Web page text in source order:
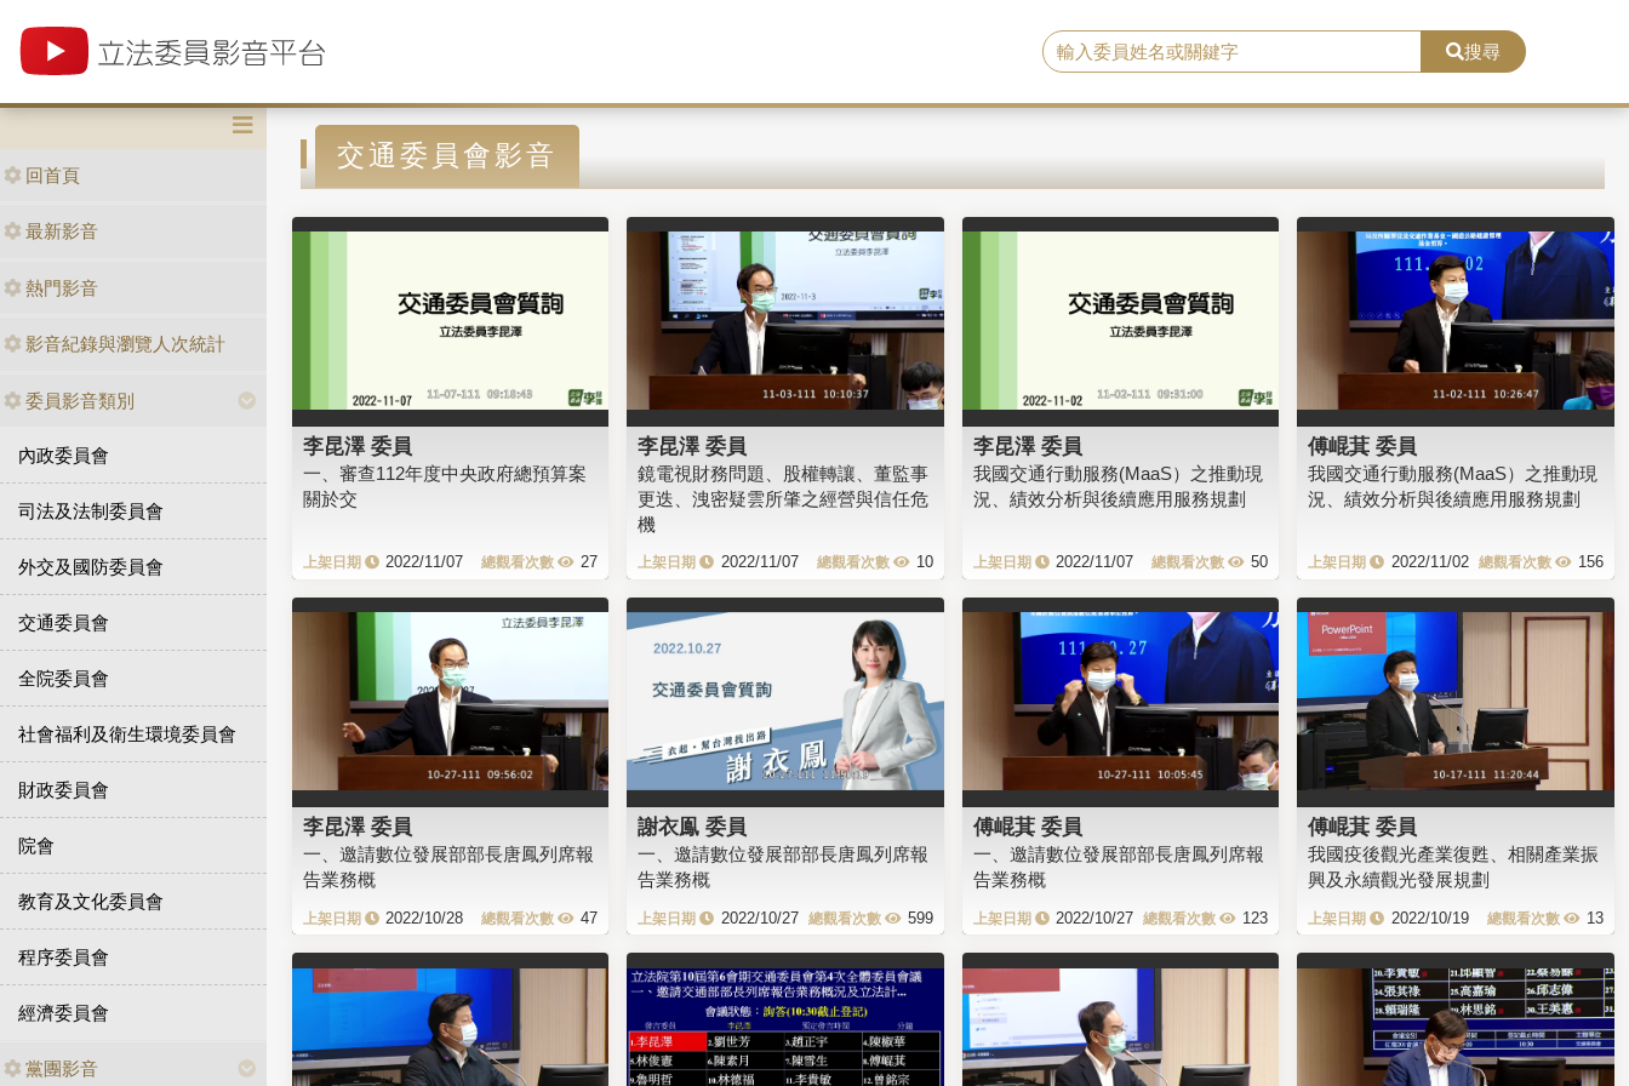
搜尋
回首頁
最新影音
熱門影音
影音紀錄與瀏覽人次統計
委員影音類別
內政委員會
司法及法制委員會
外交及國防委員會
交通委員會
全院委員會
社會福利及衛生環境委員會
財政委員會
院會
教育及文化委員會
程序委員會
經濟委員會
黨團影音
交通委員會影音
李昆澤 委員
一、審查112年度中央政府總預算案
關於交
2022/11/07 27
李昆澤 委員
鏡電視財務問題、股權轉讓、董監事
更迭、洩密疑雲所肇之經營與信任危
機
2022/11/07 10
李昆澤 委員
我國交通行動服務(MaaS）之推動現
況、績效分析與後續應用服務規劃
2022/11/07 50
傅崐萁 委員
我國交通行動服務(MaaS）之推動現
況、績效分析與後續應用服務規劃
2022/11/02 156
李昆澤 委員
一、邀請數位發展部部長唐鳳列席報
告業務概
2022/10/28 47
謝衣鳯 委員
一、邀請數位發展部部長唐鳳列席報
告業務概
2022/10/27 599
傅崐萁 委員
一、邀請數位發展部部長唐鳳列席報
告業務概
2022/10/27 123
傅崐萁 委員
我國疫後觀光產業復甦、相關產業振
興及永續觀光發展規劃
2022/10/19 13